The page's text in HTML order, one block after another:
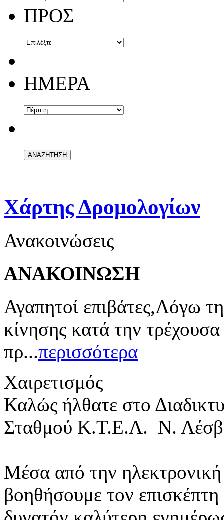
ΠΡΟΣ
ΗΜΕΡΑ
Χάρτης Δρομολογίων
Ανακοινώσεις
ΑΝΑΚΟΙΝΩΣΗ
Αγαπητοί επιβάτες,Λόγω
κίνησης κατά την
πρ...περισσότερα
Χαιρετισμός
Καλώς ήλθατε στο
Σταθμού Κ.Τ.Ε.Λ. Ν.
Μέσα από την ηλεκτρονική
βοηθήσουμε τον